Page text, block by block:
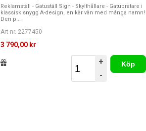
Reklamställ - Gatuställ Sign - Skylthållare - Gatupratare i
klassisk snygg A-design, en kär vän med många namn!
Den p...
Art nr. 2277450
3 790,00 kr
+
-
Köp